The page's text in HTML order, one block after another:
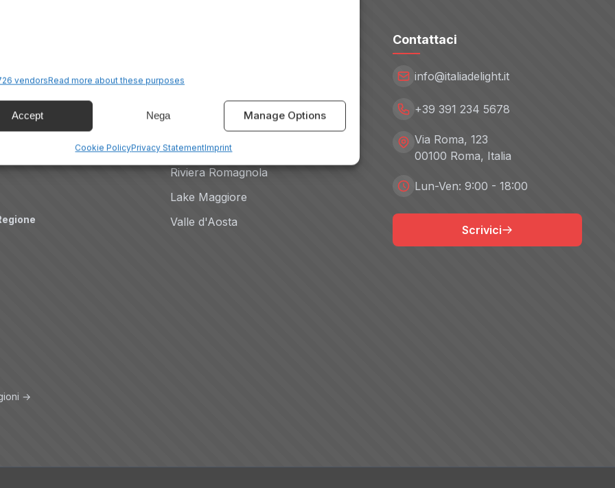
vendorsRead more about these purposes
Accept Nega Manage Options
Cookie PolicyPrivacy StatementImprint
→
Lake Como
Amalfi Coast
Riviera Romagnola
Lake Maggiore
Valle d'Aosta
Contattaci
info@italiadelight.it
+39 391 234 5678
Via Roma, 123
00100 Roma, Italia
Lun-Ven: 9:00 - 18:00
Scrivici